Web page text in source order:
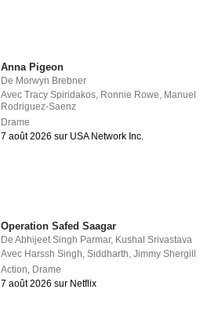
Anna Pigeon
De Morwyn Brebner
AvecTracy Spiridakos Ronnie Rowe Manuel
Rodriguez-Saenz
Drame
7 août 2026 sur USA Network Inc.
Operation Safed Saagar
DeAbhijeet Singh Parmar, Kushal Srivastava
Avec Harssh Singh,Siddharth,Jimmy Shergill
Action, Drame
7 août 2026 sur Netflix